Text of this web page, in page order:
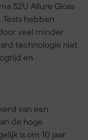
S2U Allure Gloss
hebben
veel minder
technologie niet
en
van een
de hoge
is om 10 jaar